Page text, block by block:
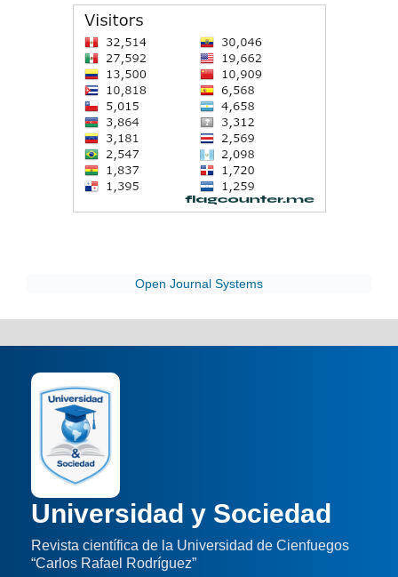
Open Journal Systems
Universidad y Sociedad
Revista científica de la Universidad de Cienfuegos
“Carlos Rafael Rodríguez”